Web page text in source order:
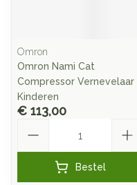
Omron
Omron Nami Cat
Compressor Vernevelaar
Kinderen
€ 113,00
Bestel